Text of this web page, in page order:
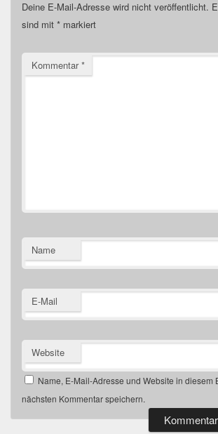
Deine E-Mail-Adresse wird nicht veröffentlicht.
sind mit * markiert
Kommentar*
Name
E-Mail
Website
Name, E-Mail-Adresse und Website in diesem
nächsten Kommentar speichern.